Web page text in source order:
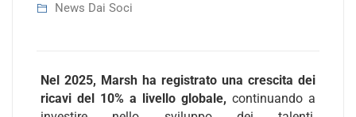
News Dai Soci
Nel 2025, Marsh ha registrato una crescita dei
ricavi del 10% a livello globale, continuando a